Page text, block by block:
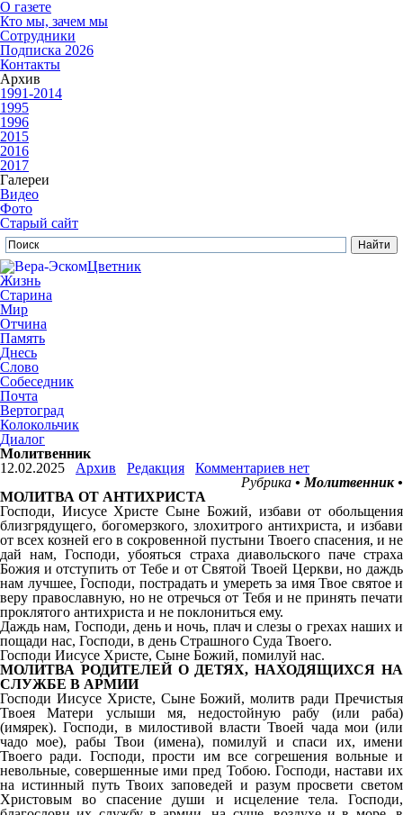
О газете
Кто мы, зачем мы
Сотрудники
Подписка 2026
Контакты
Архив
1991-2014
1995
1996
2015
2016
2017
Галереи
Видео
Фото
Старый сайт
Цветник
Жизнь
Старина
Мир
Отчина
Память
Днесь
Слово
Собеседник
Почта
Вертоград
Колокольчик
Диалог
Молитвенник
12.02.2025
Архив Редакция
Комментариев нет
Рубрика • Молитвенник •
МОЛИТВА ОТ АНТИХРИСТА
Господи, Иисусе Христе Сыне Божий, избави от обольщения
близгрядущего, богомерзкого, злохитрого антихриста, и избави
от всех козней его в сокровенной пустыни Твоего спасения, и не
дай нам, Господи, убояться страха диавольского паче страха
Божия и отступить от Тебе и от Святой Твоей Церкви, но даждь
нам лучшее, Господи, пострадать и умереть за имя Твое святое и
веру православную, но не отречься от Тебя и не принять печати
проклятого антихриста и не поклониться ему.
Даждь нам, Господи, день и ночь, плач и слезы о грехах наших и
пощади нас, Господи, в день Страшного Суда Твоего.
Господи Иисусе Христе, Сыне Божий, помилуй нас.
МОЛИТВА РОДИТЕЛЕЙ О ДЕТЯХ, НАХОДЯЩИХСЯ НА
СЛУЖБЕ В АРМИИ
Господи Иисусе Христе, Сыне Божий, молитв ради Пречистыя
Твоея Матери услыши мя, недостойную рабу (или раба)
(имярек). Господи, в милостивой власти Твоей чада мои (или
чадо мое), рабы Твои (имена), помилуй и спаси их, имени
Твоего ради. Господи, прости им все согрешения вольные и
невольные, совершенные ими пред Тобою. Господи, настави их
на истинный путь Твоих заповедей и разум просвети светом
Христовым во спасение души и исцеление тела. Господи,